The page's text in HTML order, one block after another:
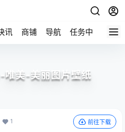
讯 商铺 导航 任务中心 帮助
美-美丽图片壁纸
1 前往下载